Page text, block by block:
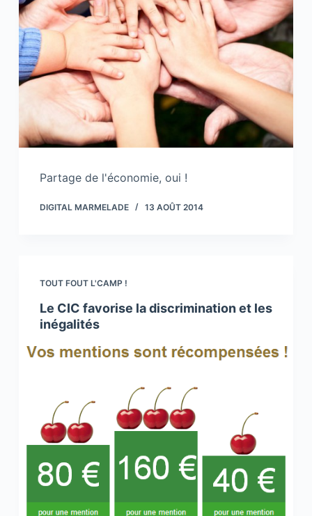
Partage de l'économie, oui !
DIGITAL MARMELADE 13 AOÛT 2014
TOUT FOUT L'CAMP !
Le CIC favorise la discrimination et les
inégalités